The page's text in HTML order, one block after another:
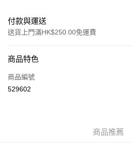
付款與運送
送貨上門滿HK$250.00免運費
信用卡
Apple Pay
商品特色
商品編號
529602
商品推薦